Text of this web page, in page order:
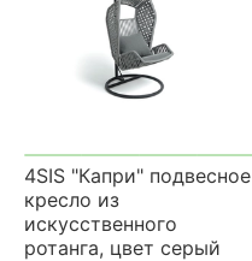
4SIS "Капри" подвесное
кресло из
искусственного
ротанга, цвет серый